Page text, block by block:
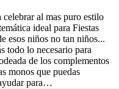
celebrar al mas puro estilo
ideal para Fiestas
esos niños no tan niños...
todo lo necesario para
de los complementos
monos que puedas
para…